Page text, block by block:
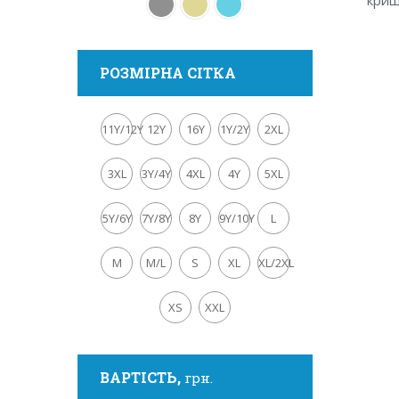
РОЗМІРНА СІТКА
11Y/12Y 12Y 16Y 1Y/2Y 2XL
3XL 3Y/4Y 4XL 4Y 5XL
5Y/6Y 7Y/8Y 8Y 9Y/10Y L
M M/L S XL XL/2XL
XS XXL
ВАРТІСТЬ, грн.